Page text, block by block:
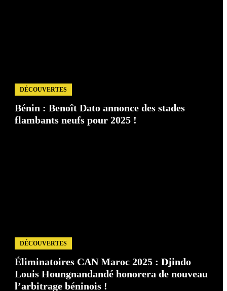
DÉCOUVERTES
Bénin : Benoît Dato annonce des stades
flambants neufs pour 2025 !
DÉCOUVERTES
Éliminatoires CAN Maroc 2025 : Djindo
Louis Houngnandandé honorera de nouveau
l’arbitrage béninois !